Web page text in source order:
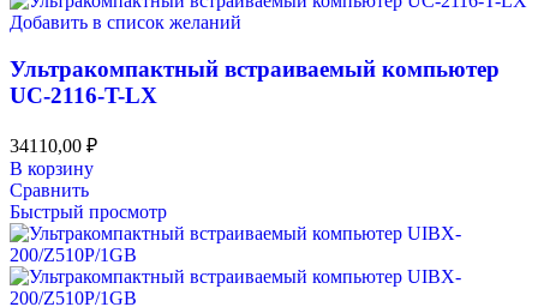
Добавить в список желаний
Ультракомпактный встраиваемый компьютер
UC-2116-T-LX
34110,00 ₽
В корзину
Сравнить
Быстрый просмотр